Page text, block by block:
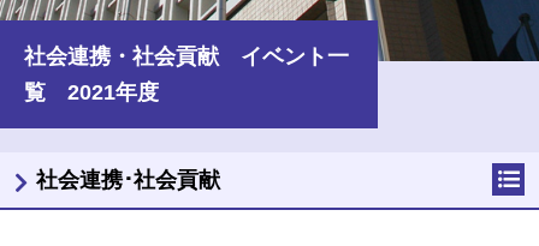
社会連携・社会貢献 イベント一
覧 2021年度
社会連携･社会貢献